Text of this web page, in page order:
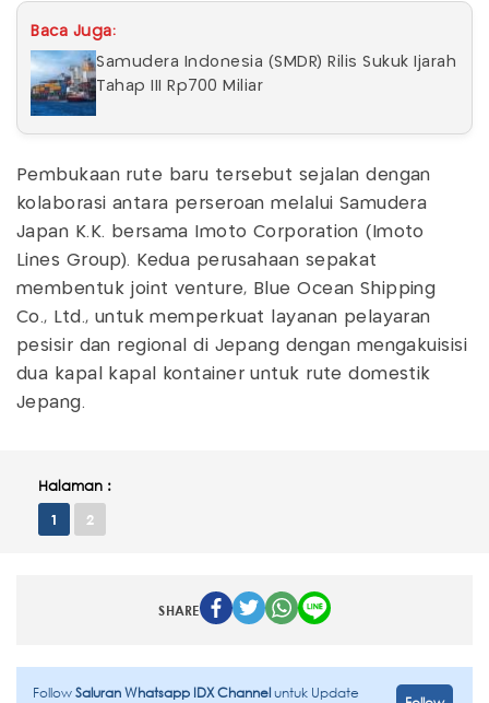
Baca Juga:
Samudera Indonesia (SMDR) Rilis Sukuk Ijarah
Tahap III Rp700 Miliar
Pembukaan rute baru tersebut sejalan dengan
kolaborasi antara perseroan melalui Samudera
Japan K.K. bersama Imoto Corporation (Imoto
Lines Group). Kedua perusahaan sepakat
membentuk joint venture, Blue Ocean Shipping
Co., Ltd., untuk memperkuat layanan pelayaran
pesisir dan regional di Jepang dengan mengakuisisi
dua kapal kapal kontainer untuk rute domestik
Jepang.
Halaman :
1 2
SHARE
FollowSaluran Whatsapp IDX Channeluntuk Update